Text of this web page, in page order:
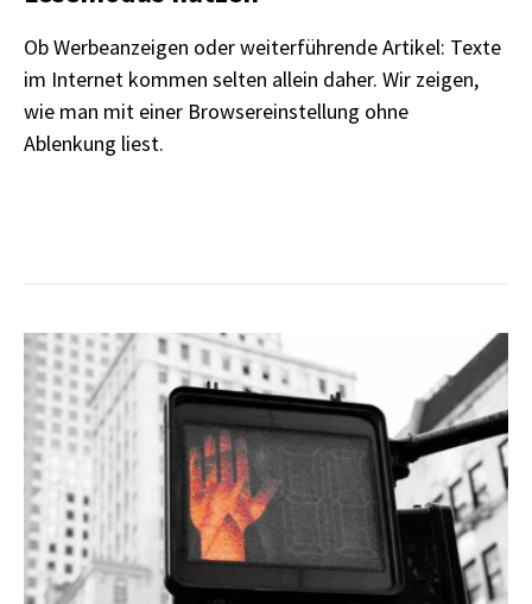
Ob Werbeanzeigen oder weiterführende Artikel: Texte
im Internet kommen selten allein daher. Wir zeigen,
wie man mit einer Browsereinstellung ohne
Ablenkung liest.